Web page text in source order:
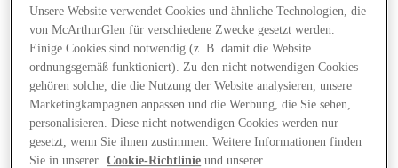
Unsere Website verwendet Cookies und ähnliche Technologien, die
von McArthurGlen für verschiedene Zwecke gesetzt werden.
Einige Cookies sind notwendig (z. B. damit die Website
ordnungsgemäß funktioniert). Zu den nicht notwendigen Cookies
gehören solche, die die Nutzung der Website analysieren, unsere
Marketingkampagnen anpassen und die Werbung, die Sie sehen,
personalisieren. Diese nicht notwendigen Cookies werden nur
gesetzt, wenn Sie ihnen zustimmen. Weitere Informationen finden
Sie in unserer
Cookie-Richtlinie und unserer